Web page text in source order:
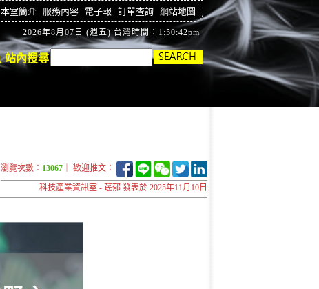
本室簡介 服務內容 電子報 訂單查詢 網站地圖
2026年8月07日 (週五) 台灣時間：1:50:43pm
站內搜尋
瀏覽次數： 13067 ｜ 歡迎推文：
科技產業資訊室 - 茋郁 發表於 2025年11月10日